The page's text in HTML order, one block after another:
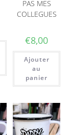
PAS MES
COLLEGUES
€8,00
Ajouter
au
panier